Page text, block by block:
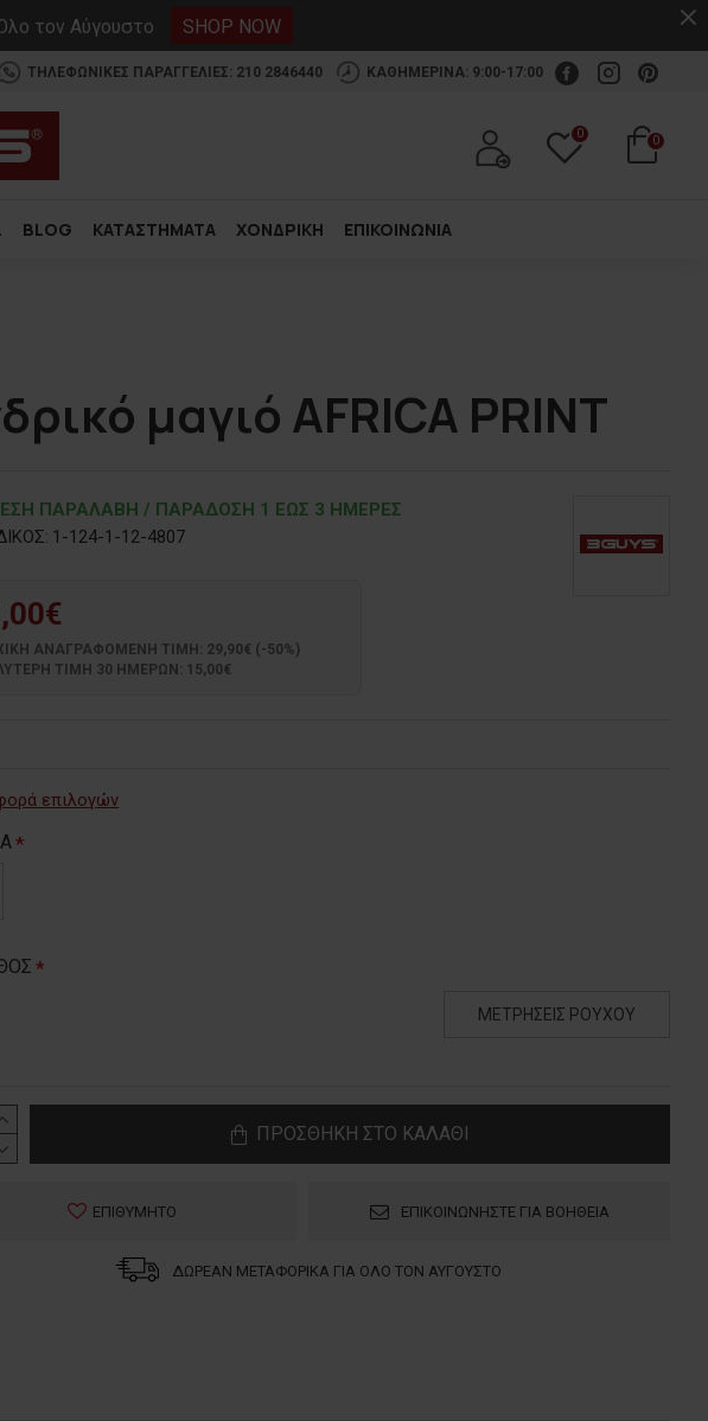
τον Αύγουστο SHOP NOW
ΤΗΛΕΦΩΝΙΚΕΣ ΠΑΡΑΓΓΕΛΙΕΣ: 210 2846440 ΚΑΘΗΜΕΡΙΝΑ: 9:00-17:00
0 0
BLOG ΚΑΤΑΣΤΗΜΑΤΑ ΧΟΝΔΡΙΚΗ ΕΠΙΚΟΙΝΩΝΙΑ
μαγιό AFRICA PRINT
ΠΑΡΑΛΑΒΗ / ΠΑΡΑΔOΣΗ 1 ΕΩΣ 3 ΗΜΕΡΕΣ
1-124-1-12-4807
ΑΝΑΓΡΑΦΟΜΕΝΗ ΤΙΜΗ: 29,90€ (-50%)
ΤΙΜΗ 30 ΗΜΕΡΩΝ: 15,00€
επιλογών
ΜΕΤΡΗΣΕΙΣ ΡΟΥΧΟΥ
ΠΡΟΣΘΗΚΗ ΣΤΟ ΚΑΛΑΘΙ
ΕΠΙΘΥΜΗΤΟ ΕΠΙΚΟΙΝΩΝΗΣΤΕ ΓΙΑ ΒΟΗΘΕΙΑ
ΔΩΡΕΑΝ ΜΕΤΑΦΟΡΙΚΑ ΓΙΑ ΟΛΟ ΤΟΝ ΑΥΓΟΥΣΤΟ